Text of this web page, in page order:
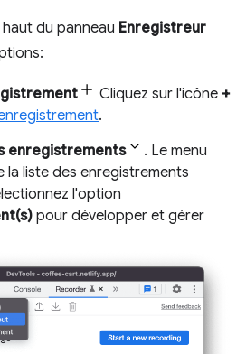
du panneau Enregistreur
Cliquez sur l'icône +
.
enregistrements
. Le menu
la liste des enregistrements
l'option
pour développer et gérer